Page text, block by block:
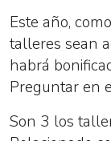
Este año,
talleres sean
habrá
Preguntar en
Son 3 los